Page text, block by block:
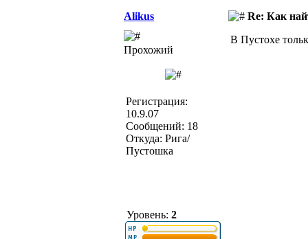
Alikus Re: Как
Прохожий
Регистрация:
10.9.07
Сообщений: 18
Откуда: Рига/
Пустошка
Уровень: 2
В Пустохе